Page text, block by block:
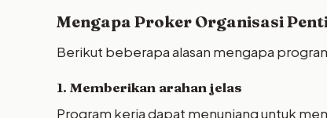
Mengapa Proker Organisasi
Berikut beberapa alasan mengapa
1. Memberikan arahan jelas
Program kerja dapat menunjang untuk